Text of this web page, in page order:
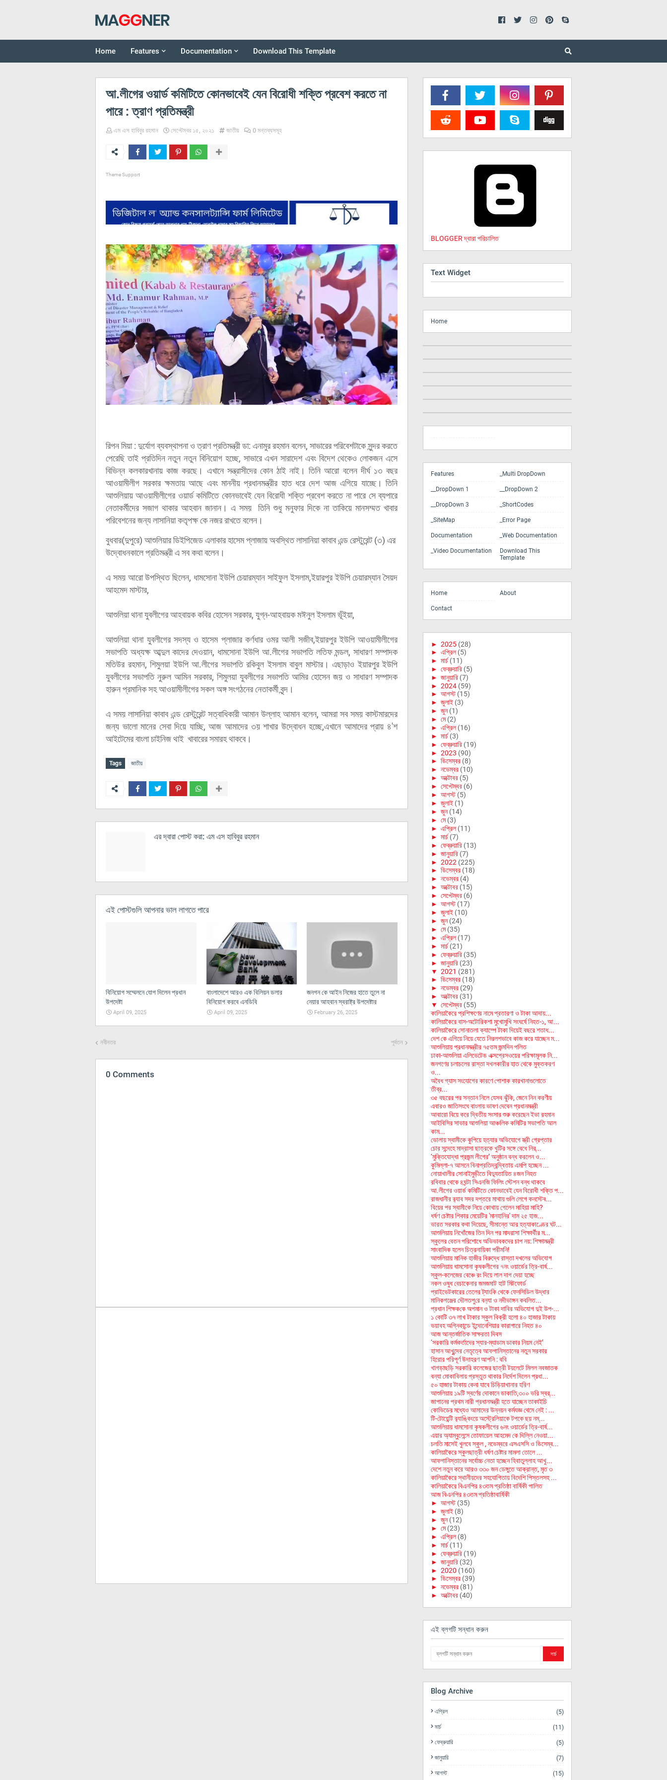
Home Features Documentation Download This Template
আ.লীগের ওয়ার্ড কমিটিতে কোনভাবেই যেন বিরোধী শক্তি প্রবেশ করতে না
পারে : ত্রাণ প্রতিমন্ত্রী
এম এস হাবিবুর রহমান সেপ্টেম্বর ১৫, ২০২১ জাতীয় 0 মন্তব্যসমূহ
Theme Support
রিপন মিয়া : দুর্যোগ ব্যবস্থাপনা ও ত্রাণ প্রতিমন্ত্রী ডা: এনামুর রহমান বলেন, সাভারের পরিবেশটাকে সুন্দর করতে
পেরেছি তাই প্রতিদিন নতুন নতুন বিনিয়োগ হচ্ছে, সাভারে এখন সারাদেশ এবং বিদেশ থেকেও লোকজন এসে
বিভিন্ন কলকারখানায় কাজ করছে। এখানে সন্ত্রাসীদের কোন ঠাই নাই। তিনি আরো বলেন দীর্ঘ ১৩ বছর
আওয়ামীলীগ সরকার ক্ষমতায় আছে এবং মাননীয় প্রধানমন্ত্রীর হাত ধরে দেশ আজ এগিয়ে যাচ্ছে। তিনি
আশুলিয়ায় আওয়ামীলীগের ওয়ার্ড কমিটিতে কোনভাবেই যেন বিরোধী শক্তি প্রবেশ করতে না পারে সে ব্যপারে
নেতাকর্মীদের সজাগ থাকার আহবান জানান। এ সময় তিনি শুধু মনুফার দিকে না তাকিয়ে মানসম্মত খাবার
পরিবেশনের জন্য লাসানিয়া কতৃপক্ষ কে নজর রাখতে বলেন।
বুধবার(দুপুরে) আশুলিয়ার ডিইপিজেড এলাকার হাসেম প্লাজায় অবস্থিত লাসানিয়া কাবাব এন্ড রেস্টুরেন্ট (৩) এর
উদ্বোধনকালে প্রতিমন্ত্রী এ সব কথা বলেন।
এ সময় আরো উপস্থিত ছিলেন, ধামসোনা ইউপি চেয়ারম্যান সাইফুল ইসলাম,ইয়ারপুর ইউপি চেয়ারম্যান সৈয়দ
আহমেদ মাস্টার,
আশুলিয়া থানা যুবলীগের আহবায়ক কবির হোসেন সরকার, যুগ্ন-আহবায়ক মঈনুল ইসলাম ভূঁইয়া,
আশুলিয়া থানা যুবলীগের সদস্য ও হাসেম প্লাজার কর্ণধার ওমর আলী সজীব,ইয়ারপুর ইউপি আওয়ামীলীগের
সভাপতি অধ্যক্ষ আব্দুল কাদের দেওয়ান, ধামসোনা ইউপি আ.লীগের সভাপতি লতিফ মন্ডল, সাধারণ সম্পাদক
মতিউর রহমান, শিমুলয়া ইউপি আ.লীগের সভাপতি রকিবুল ইসলাম বাবুল মাস্টার। এছাড়াও ইয়ারপুর ইউপি
যুবলীগের সভাপতি নুরুল আমিন সরকার, শিমুলয়া যুবলীগের সভাপতি আমির হোসেন জয় ও সাধারণ সম্পাদক
হারুন প্রমানিক সহ আওয়ামীলীগের সকল অঙ্গ সংগঠনের নেতাকর্মী বৃন্দ।
এ সময় লাসানিয়া কাবাব এন্ড রেস্টুরেন্ট সত্বাধিকারী আমান উল্লাহ আমান বলেন, আমরা সব সময় কাস্টমারদের
জন্য ভালো মানের সেবা দিয়ে যাচ্ছি, আজ আমাদের ৩য় শাখার উদ্বোধন হচ্ছে,এখানে আমাদের প্রায় ৪'শ
আইটেমের বাংলা চাইনিজ থাই খাবারের সমারহ থাকবে।
Tags জাতীয়
এর দ্বারা পোস্ট করা: এম এস হাবিবুর রহমান
এই পোস্টগুলি আপনার ভাল লাগতে পারে
বিনিয়োগ সম্মেলনে যোগ দিলেন প্রধান
উপদেষ্টা
April 09, 2025
বাংলাদেশে আরও এক বিলিয়ন ডলার
বিনিয়োগ করবে এনডিবি
April 09, 2025
জনগন কে আইন নিজের হাতে তুলে না
নেয়ার আহবান স্বরাষ্ট্র উপদেষ্টার
February 26, 2025
নবীনতর পূর্বতন
0 Comments
BLOGGER দ্বারা পরিচালিত
Text Widget
Home
Features _Multi DropDown
__DropDown 1 __DropDown 2
__DropDown 3 _ShortCodes
_SiteMap _Error Page
Documentation _Web Documentation
_Video Documentation
Download This
Template
Home About
Contact
► 2025 (28)
► এপ্রিল (5)
► মার্চ (11)
► ফেব্রুয়ারি (5)
► জানুয়ারি (7)
► 2024 (59)
► আগস্ট (15)
► জুলাই (3)
► জুন (1)
► মে (2)
► এপ্রিল (16)
► মার্চ (3)
► ফেব্রুয়ারি (19)
► 2023 (90)
► ডিসেম্বর (8)
► নভেম্বর (10)
► অক্টোবর (5)
► সেপ্টেম্বর (6)
► আগস্ট (5)
► জুলাই (1)
► জুন (14)
► মে (3)
► এপ্রিল (11)
► মার্চ (7)
► ফেব্রুয়ারি (13)
► জানুয়ারি (7)
► 2022 (225)
► ডিসেম্বর (18)
► নভেম্বর (4)
► অক্টোবর (15)
► সেপ্টেম্বর (6)
► আগস্ট (17)
► জুলাই (10)
► জুন (24)
► মে (35)
► এপ্রিল (17)
► মার্চ (21)
► ফেব্রুয়ারি (35)
► জানুয়ারি (23)
▼ 2021 (281)
► ডিসেম্বর (18)
► নভেম্বর (29)
► অক্টোবর (31)
▼ সেপ্টেম্বর (55)
কালিয়াকৈরে প্রশিক্ষণের নামে প্রতারণা ও টাকা আদায়...
কালিয়াকৈরে বাস-অটোরিকশা মুখোমুখি সংঘর্ষে নিহত-১, আ...
কালিয়াকৈরে সোনাতলা ক্যাম্পে টাকা দিয়েই বছরে শতাধ...
দেশ কে এগিয়ে নিয়ে যেতে নিরলশভাবে কাজ করে যাচ্ছেন ম...
আশুলিয়ায় প্রধানমন্ত্রীর ৭৫তম জন্মদিন পলিত
ঢাকা-আশুলিয়া এলিভেটেড এক্সপ্রেসওয়ের পরিক্ষামূলক নি...
জনগণের চলাচলের রাস্তা দখলকারীর হাত থেকে মুক্তকরণ
ও...
অবৈধ গ্যাস সংযোগের কারণে পোশাক কারখানাগুলোতে
তীব্র...
৩৫ বছরের পর সন্তান নিলে যেসব ঝুঁকি, জেনে নিন করণীয়
এবারও জাতিসংঘে বাংলায় ভাষণ দেবেন প্রধানমন্ত্রী
আবারো বিয়ে করে দ্বিতীয় সংসার শুরু করেছেন ইভা রহমান
আইবিসির সাভার আশুলিয়া আঞ্চলিক কমিটির সভাপতি আল
কাম...
ভোলায় স্বামীকে কুপিয়ে হত্যার অভিযোগে স্ত্রী গ্রেপ্তার
চোর সন্দেহে মাদ্রাসা ছাত্রকে খুটির সঙ্গে বেধে নির্...
‘মুক্তিযোদ্ধা প্রজন্ম লীগের’ অনুষ্ঠান বন্ধ করলেন ও...
কুমিল্লা-৭ আসনে বিনাপ্রতিদ্বন্দ্বিতায় এমপি হচ্ছেন ...
নোয়াখালীর সোনাইমুড়ীতে বিদ্যুতায়িত ৪জন নিহত
রবিবার থেকে ৪ঘন্টা সিএনজি ফিলিং স্টেশন বন্ধ থাকবে
আ.লীগের ওয়ার্ড কমিটিতে কোনভাবেই যেন বিরোধী শক্তি প...
রাজধানীর র‌্যাব সদর দপ্তরে মাথায় গুলি লেগে কনস্টেব...
বিয়ের পর স্বামীকে নিয়ে কোথায় গেলেন মাহিয়া মাহি?
ধর্ষণ চেষ্টার শিকার মেয়েটির 'মানহানির' দাম ২৫ হাজ...
ভারত সরকার কথা দিয়েছে, সীমান্তে আর হত্যাকাণ্ডের ঘট...
আশুলিয়ায় নিখোঁজের তিন দিন পর মাদরাসা শিক্ষার্থীর ম...
স্কুলের বেতন পরিশোধে অভিভাবকদের চাপ নয়: শিক্ষামন্ত্রী
সাংবাদিক হলেন চিত্রনায়িকা পরীমনি!
আশুলিয়ায় মানিক হাজীর বিরুদ্ধে রাস্তা দখলের অভিযোগ
আশুলিয়ায় ধামসোনা কৃষকলীগের ৭নং ওয়ার্ডের ত্রি-বার্ষ...
স্কুল-কলেজের বেঞ্চে রং দিয়ে লাল দাগ দেয়া হচ্ছে
নকল ওষুধ বেচাকেনার জমজমাট হাট মিটফোর্ড
প্রাইভেটকারের তেলের ট্যাংকি থেকে ফেনসিডিল উদ্ধার
মা‌নিকগঞ্জের দৌলতপু‌রে বন‌্যা ও নদীভাঙ্গ‌ন কব‌লিত...
প্রধান শিক্ষক‌কে অপমান ও টাকা দাবির অভিযোগ দুই উপ-...
১ কোটি ৩৭ লাখ টাকার স্কুল বিক্রী হলো ৪০ হাজার টাকায়
ভয়াবহ অগ্নিকান্ডে ইন্দোনেশিয়ার কারাগারে নিহত ৪০
আজ আন্তর্জাতিক সাক্ষরতা দিবস
‘সরকারি কর্মকর্তাদের স্যার-ম্যাডাম ডাকার নিয়ম নেই’
হাসান আখুন্দের নেতৃত্বে আফগানিস্তানের নতুন সরকার
হিরোর পরিপূর্ণ উদাহরণ আপনি : ববি
খাগড়াছড়ি সরকারি কলেজের ছাত্রী টয়লেটে মিলল নবজাতক
বন্যা মোকাবিলায় প্রস্তুত থাকার নির্দেশ দিলেন প্রধা...
৫০ হাজার টাকায় কেনা যাবে চিড়িয়াখানার হরিণ
আশুলিয়ায় ১৯টি স্বর্ণের দোকানে ডাকাতি,৩০০ ভরি স্বর্...
জাপানের প্রথম নারী প্রধানমন্ত্রী হতে যাচ্ছেন তাকাইচি
কোভিডের মধ্যেও আমাদের উন্নয়ন কর্মযজ্ঞ থেমে নেই : ...
টি-টোয়েন্টি র‍্যাঙ্কিংয়ে অস্ট্রেলিয়াকে টপকে ছয় নম্...
আশুলিয়ায় ধামসোনা কৃষকলীগের ৬নং ওয়ার্ডের ত্রি-বার্ষ...
এয়ার অ্যাম্বুলেন্সে তোফায়েল আহমেদ কে দিল্লি নেওয়া...
চলতি মাসেই খুলবে স্কুল , নভেম্বরে এসএসসি ও ডিসেম্ব...
কালিয়াকৈরে স্কুলছাত্রী ধর্ষণ চেষ্টার মামলা তোলে ...
আফগানিস্তানের সর্বোচ্চ নেতা হচ্ছেন হিবাতুল্লাহ আখু...
দেশে নতুন করে আরও ৩৩০ জন ডেঙ্গুতে আক্রান্ত, মৃত ৩
কালিয়াকৈরে স্থানীয়দের সহযোগিতায় বিদেশি পিস্তলসহ ...
কালিয়াকৈরে বিএনপির ৪৩তম প্রতিষ্ঠা বার্ষিকী পালিত
আজ বিএনপির ৪৩তম প্রতিষ্ঠাবার্ষিকী
► আগস্ট (35)
► জুলাই (8)
► জুন (12)
► মে (23)
► এপ্রিল (8)
► মার্চ (11)
► ফেব্রুয়ারি (19)
► জানুয়ারি (32)
► 2020 (160)
► ডিসেম্বর (39)
► নভেম্বর (81)
► অক্টোবর (40)
এই ব্লগটি সন্ধান করুন
Blog Archive
এপ্রিল (5)
মার্চ (11)
ফেব্রুয়ারি (5)
জানুয়ারি (7)
আগস্ট (15)